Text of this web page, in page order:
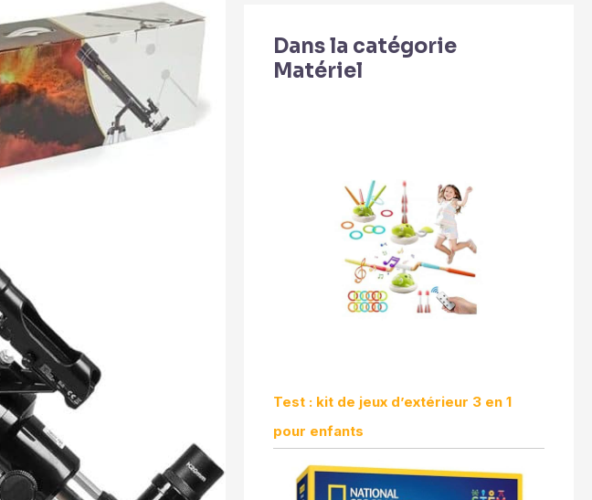
Dans la catégorie
Matériel
Test : kit de jeux d’extérieur 3 en 1
pour enfants